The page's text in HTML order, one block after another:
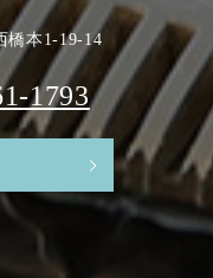
橋本1-19-14
1793